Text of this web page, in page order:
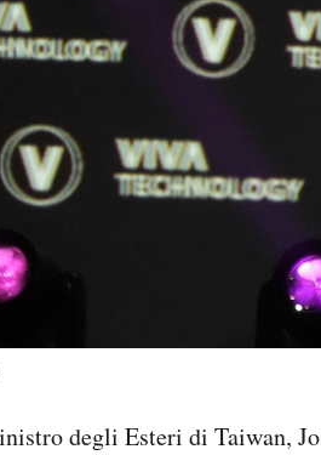
degli Esteri di Taiwan,